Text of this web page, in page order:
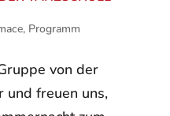
, Programm
von der
und freuen uns,